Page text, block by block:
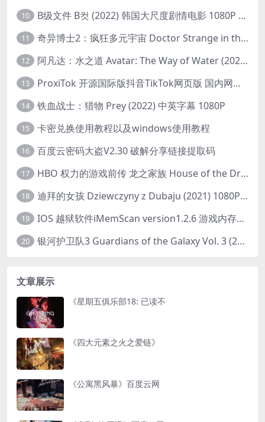
10 B级文件 B컷 (2022) 韩国大尺度剧情电影 1080P 中字
11 奇异博士2：疯狂多元宇宙 Doctor Strange in the Multiverse of Madness (2022) 高清版1080p
12 阿凡达：水之道 Avatar: The Way of Water (2022) 1080p 2k 4k 中文字幕
13 ProxiTok 开源国际版抖音TikTok网页版 国内网络直连
14 铁血战士：猎物 Prey (2022) 中英字幕 1080P
15 卡密兑换使用教程以及windows使用教程
16 百度云密码大盗V2.30 破解分享链接提取码
17 HBO 权力的游戏前传 龙之家族 House of the Dragon (2022) 中字 1080P 更新4集
18 迪拜的女孩 Dziewczyny z Dubaju (2021) 1080P 中字
19 IOS 越狱软件iMemScan version1.2.6 游戏内存修改器
20 银河护卫队3 Guardians of the Galaxy Vol. 3 (2023)4K高清资源1080p只分享精品
文章展示
《星期五俱乐部18: 已读不
《四大元素之火之爱链》
《公寓黑风暴》百度云网